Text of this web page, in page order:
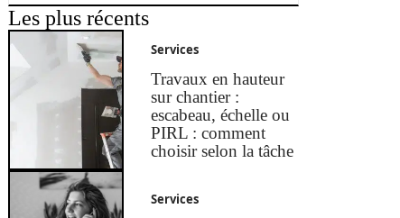
Les plus récents
Services
Travaux en hauteur
sur chantier :
escabeau, échelle ou
PIRL : comment
choisir selon la tâche
Services